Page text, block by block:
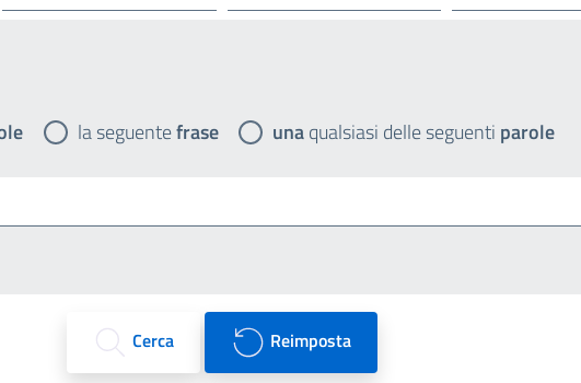
la seguentefrase unaqualsiasi delle seguenti parole
Cerca Reimposta